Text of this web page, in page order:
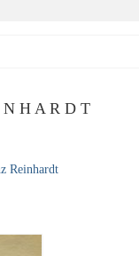
ebd.)
H A R D T
Reinhardt